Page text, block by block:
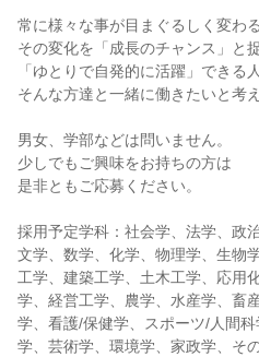
常に様々な事が目まぐるしく変わ
その変化を「成長のチャンス」と捉
「ゆとりで自発的に活躍」できる人
そんな方達と一緒に働きたいと考
男女、学部などは問いません。
少しでもご興味をお持ちの方は
是非ともご応募ください。
採用予定学科：社会学、法学、政
文学、数学、化学、物理学、生物
工学、建築工学、土木工学、応用
学、経営工学、農学、水産学、畜
学、看護/保健学、スポーツ/人間
学、芸術学、環境学、家政学、そ